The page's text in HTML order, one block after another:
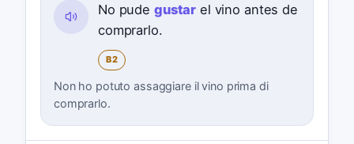
No pude gustar el vino antes de
comprarlo.
B2
Non ho potuto assaggiare il vino prima di
comprarlo.